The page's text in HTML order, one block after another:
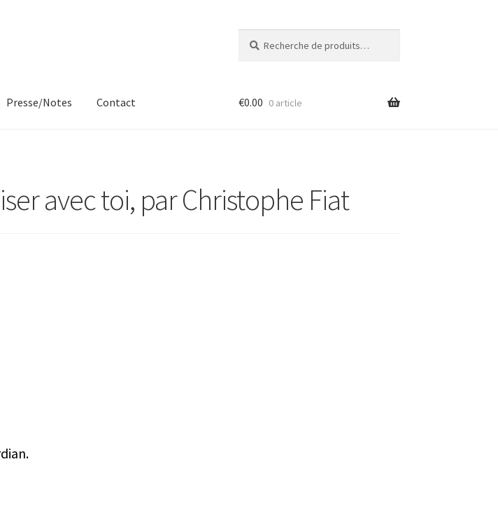
pour :
Presse/Notes Contact €0.00 0 article
avec toi, par Christophe Fiat